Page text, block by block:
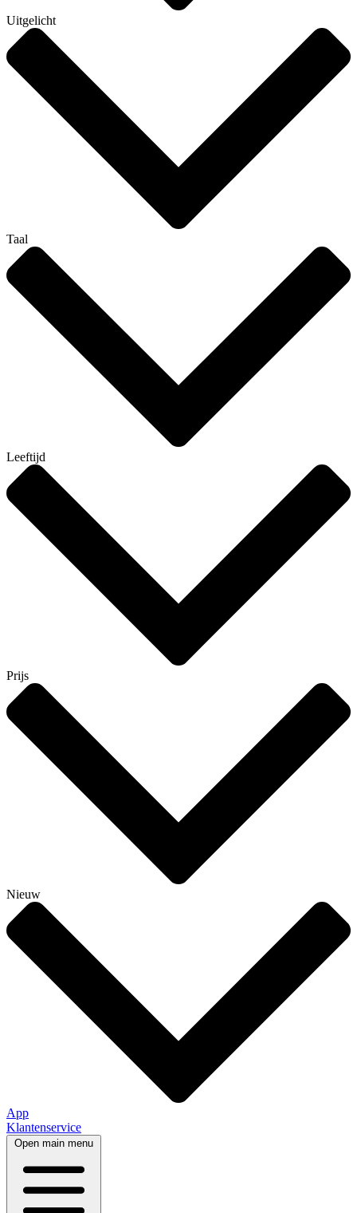
Uitgelicht
Taal
Leeftijd
Prijs
Nieuw
App
Klantenservice
Open main menu